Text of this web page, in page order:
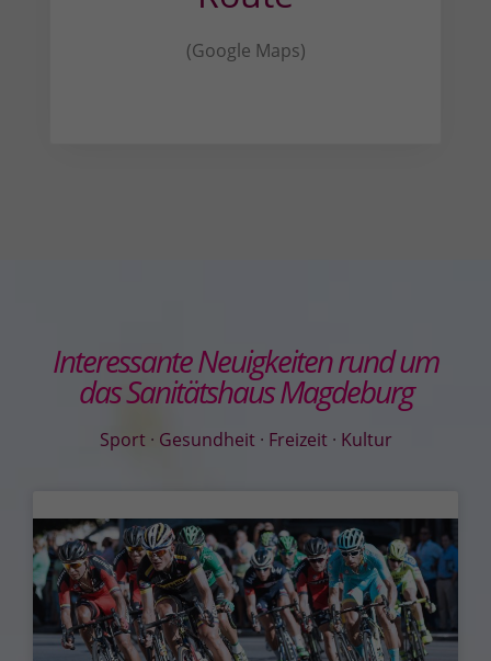
(Google Maps)
Interessante Neuigkeiten rund um
das Sanitätshaus Magdeburg
Sport · Gesundheit · Freizeit · Kultur